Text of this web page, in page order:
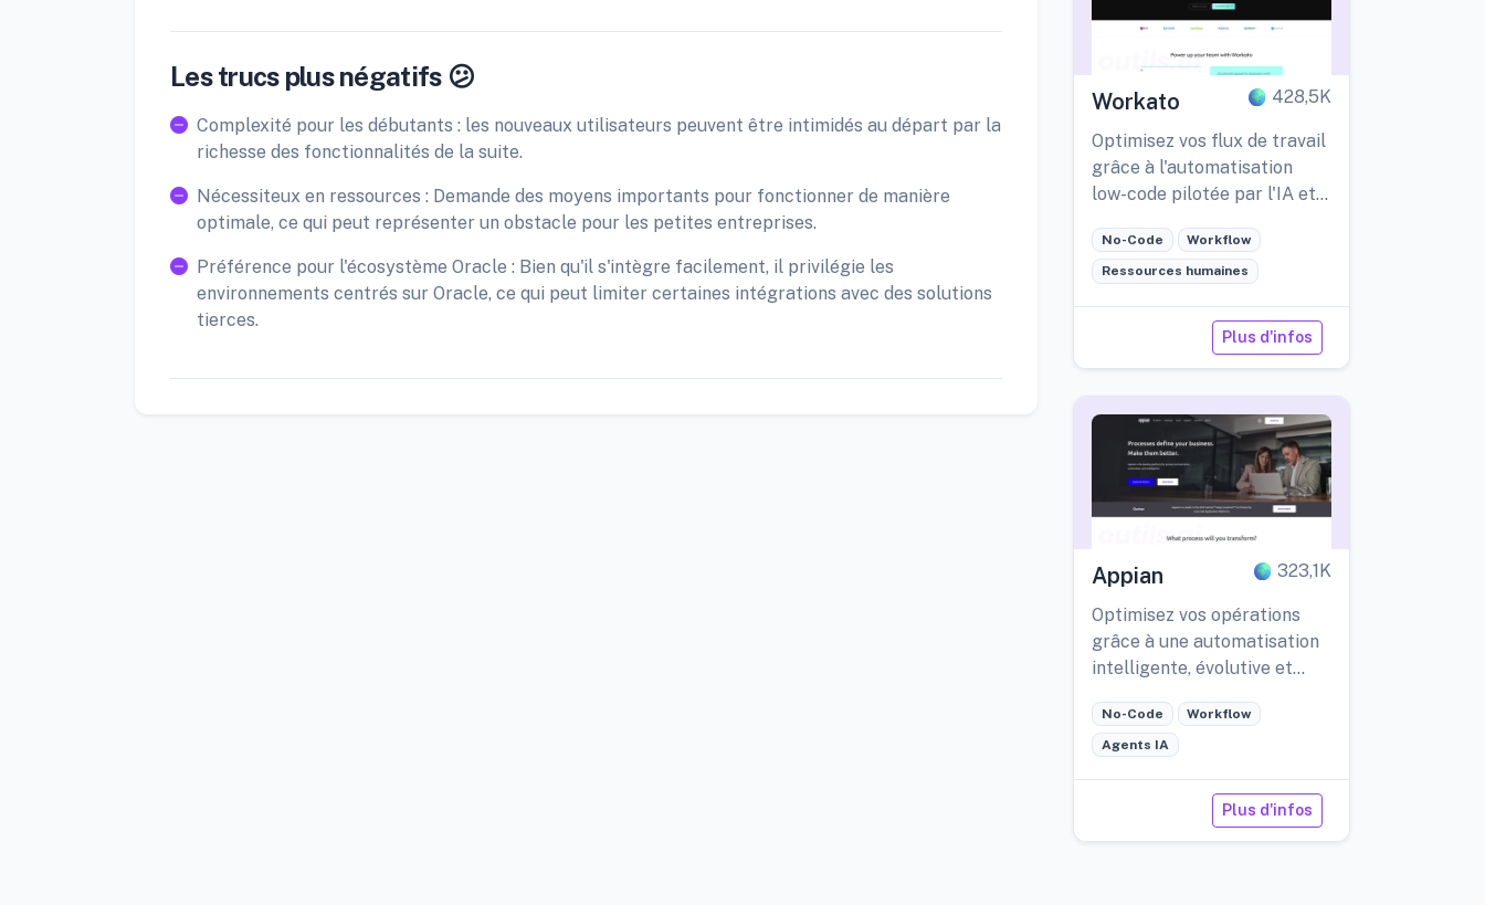
Les trucs plus négatifs 😕
Complexité pour les débutants : les nouveaux utilisateurs peuvent être intimidés au départ par la
richesse des fonctionnalités de la suite.
Nécessiteux en ressources : Demande des moyens importants pour fonctionner de manière
optimale, ce qui peut représenter un obstacle pour les petites entreprises.
Préférence pour l'écosystème Oracle : Bien qu'il s'intègre facilement, il privilégie les
environnements centrés sur Oracle, ce qui peut limiter certaines intégrations avec des solutions
tierces.
Workato 428,5K
Optimisez vos flux de travail
grâce à l'automatisation
low-code pilotée par l'IA et
No-Code Workflow
Ressources humaines
Plus d'infos
Appian 323,1K
Optimisez vos opérations
grâce à une automatisation
intelligente, évolutive et
No-Code Workflow
Agents IA
Plus d'infos